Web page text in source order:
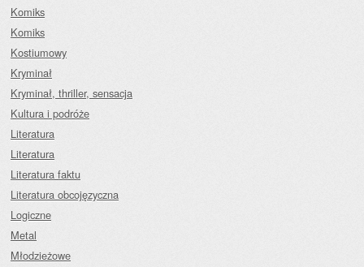
Komiks
Komiks
Kostiumowy
Kryminał
Kryminał, thriller, sensacja
Kultura i podróże
Literatura
Literatura
Literatura faktu
Literatura obcojęzyczna
Logiczne
Metal
Młodzieżowe